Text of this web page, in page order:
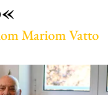
Mariom Vatto